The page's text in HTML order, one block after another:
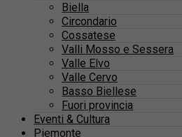
Biella
Circondario
Cossatese
Valli Mosso e Sessera
Valle Elvo
Valle Cervo
Basso Biellese
Fuori provincia
Eventi & Cultura
Piemonte